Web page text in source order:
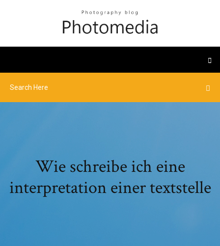
Wie schreibe ich eine
interpretation einer textstelle